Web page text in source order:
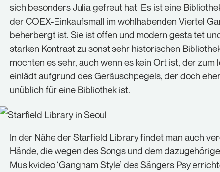
sich besonders Julia gefreut hat. Es ist eine
der COEX-Einkaufsmall im wohlhabenden Viertel
beherbergt ist. Sie ist offen und modern gestaltet
starken Kontrast zu sonst sehr historischen
mochten es sehr, auch wenn es kein Ort ist, der zum
einlädt aufgrund des Geräuschpegels, der doch eher
unüblich für eine Bibliothek ist.
In der Nähe der Starfield Library findet man auch
Hände, die wegen des Songs und dem
Musikvideo ‘Gangnam Style’ des Sängers Psy